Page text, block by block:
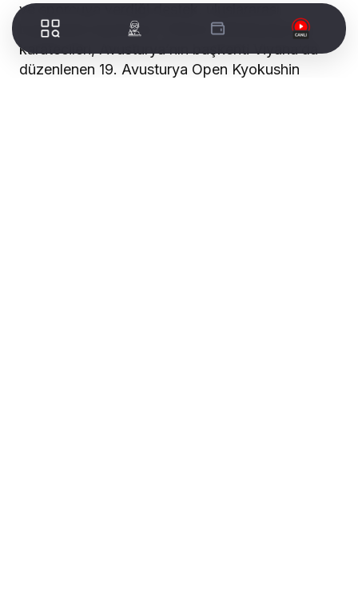
ve sporcuya verdiği destek, uluslararası
başarılarla taçlanıyor. Yıldırım Belediyesporlu
karatecileri, Avusturya’nın başkenti Viyana’da
düzenlenen 19. Avusturya Open Kyokushin